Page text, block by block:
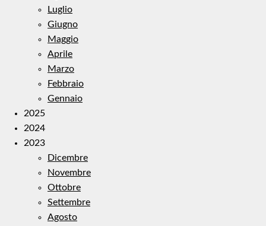
Luglio
Giugno
Maggio
Aprile
Marzo
Febbraio
Gennaio
2025
2024
2023
Dicembre
Novembre
Ottobre
Settembre
Agosto